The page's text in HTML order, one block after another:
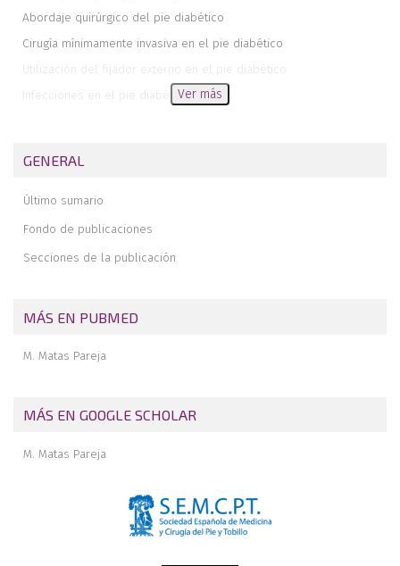
Abordaje quirúrgico del pie diabético
Cirugía mínimamente invasiva en el pie diabético
Utilización del fijador externo en el pie diabético
Infecciones en el pie diabéticoVer más
GENERAL
Último sumario
Fondo de publicaciones
Secciones de la publicación
MÁS EN PUBMED
M. Matas Pareja
MÁS EN GOOGLE SCHOLAR
M. Matas Pareja